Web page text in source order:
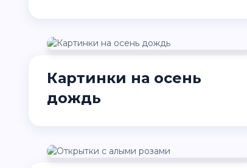
Картинки на осень
дождь